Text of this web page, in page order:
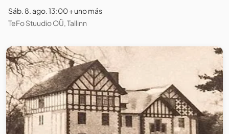
Sáb. 8. ago. 13:00 + uno más
TeFo Stuudio OÜ, Tallinn